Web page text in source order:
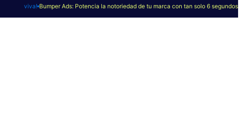
viva! Bumper Ads: Potencia la notoriedad de tu marca con tan solo 6 segundos